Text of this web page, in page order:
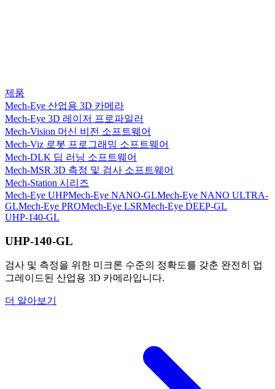
제품
Mech-Eye 산업용 3D 카메라
Mech-Eye 3D 레이저 프로파일러
Mech-Vision 머신 비전 소프트웨어
Mech-Viz 로봇 프로그래밍 소프트웨어
Mech-DLK 딥 러닝 소프트웨어
Mech-MSR 3D 측정 및 검사 소프트웨어
Mech-Station 시리즈
Mech-Eye UHPMech-Eye NANO-GLMech-Eye NANO ULTRA-
GLMech-Eye PROMech-Eye LSRMech-Eye DEEP-GL
UHP-140-GL
UHP-140-GL
검사 및 측정을 위한 미크론 수준의 정확도를 갖춘 완전히 업
그레이드된 산업용 3D 카메라입니다.
더 알아보기